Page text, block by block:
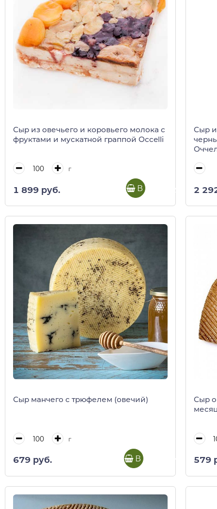
Сыр из овечьего и коровьего молока с
фруктами и мускатной граппой Occelli
г
1 899 руб. В корзину
Сыр
2
Сыр манчего с трюфелем (овечий)
г
679 руб. В корзину
Сыр
579